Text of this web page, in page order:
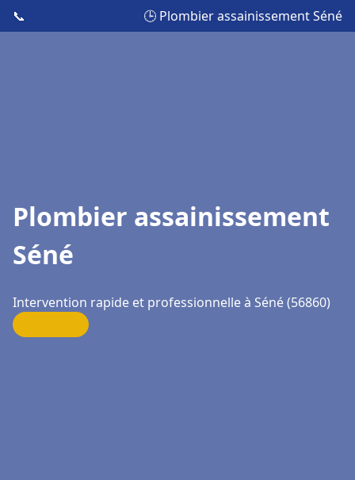
📞 🕒 Plombier assainissement Séné
Plombier assainissement
Séné
Intervention rapide et professionnelle à Séné (56860)